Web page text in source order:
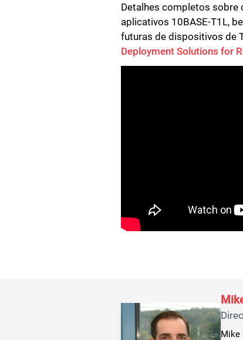
Detalhes completos sobre
aplicativos 10BASE-T1L,
futuras de dispositivos de
Deployment Solutions for
Mike